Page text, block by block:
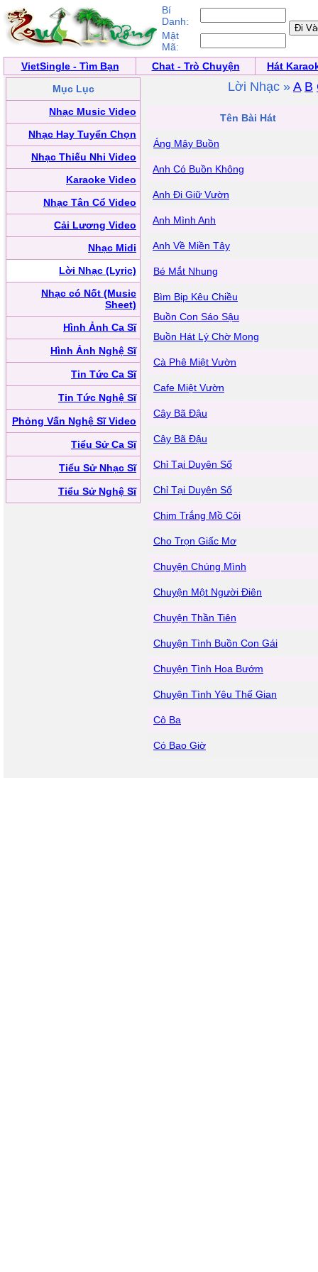
Bí
Danh:
Mật
Mã:
VietSingle - Tìm Bạn
Chat - Trò Chuyện
Hát
Mục Lục
Nhạc Music Video
Nhạc Hay Tuyển Chọn
Nhạc Thiếu Nhi Video
Karaoke Video
Nhạc Tân Cổ Video
Cải Lương Video
Nhạc Midi
Lời Nhạc (Lyric)
Nhạc có Nốt (Music
Sheet)
Hình Ảnh Ca Sĩ
Hình Ảnh Nghệ Sĩ
Tin Tức Ca Sĩ
Tin Tức Nghệ Sĩ
Phỏng Vấn Nghệ Sĩ Video
Tiểu Sử Ca Sĩ
Tiểu Sử Nhạc Sĩ
Tiểu Sử Nghệ Sĩ
Lời Nhạc » A B
Tên Bài Hát
Áng Mây Buồn
Anh Có Buồn Không
Anh Đi Giữ Vườn
Anh Mình Anh
Anh Về Miền Tây
Bé Mắt Nhung
Bìm Bịp Kêu Chiều
Buồn Con Sáo Sậu
Buồn Hát Lý Chờ Mong
Cà Phê Miệt Vườn
Cafe Miệt Vườn
Cây Bã Đậu
Cây Bã Đậu
Chỉ Tại Duyên Số
Chỉ Tại Duyên Số
Chim Trắng Mồ Côi
Cho Trọn Giấc Mơ
Chuyện Chúng Mình
Chuyện Một Người Điên
Chuyện Thần Tiên
Chuyện Tình Buồn Con Gái
Chuyện Tình Hoa Bướm
Chuyện Tình Yêu Thế Gian
Cô Ba
Có Bao Giờ